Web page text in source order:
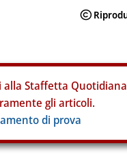
Staffetta Quotidiana
gli articoli.
di prova